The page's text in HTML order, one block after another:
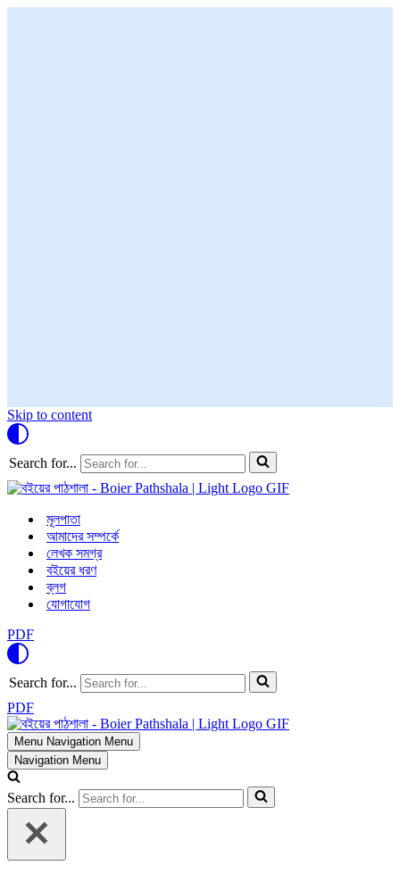
Skip to content
Search for...
মূলপাতা
আমাদের সম্পর্কে
লেখক সমগ্র
বইয়ের ধরণ
ব্লগ
যোগাযোগ
PDF
Search for...
PDF
Menu Navigation Menu
Navigation Menu
Search for...